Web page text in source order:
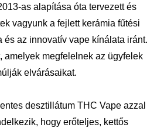
as alapítása óta tervezett és
vagyunk a fejlett kerámia fűtési
és az innovatív vape kínálata iránt.
amelyek megfelelnek az ügyfelek
elvárásaikat.
desztillátum THC Vape azzal
hogy erőteljes, kettős